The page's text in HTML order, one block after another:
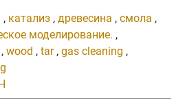
, катализ , древесина , смола ,
моделирование. ,
, wood , tar, gas cleaning ,